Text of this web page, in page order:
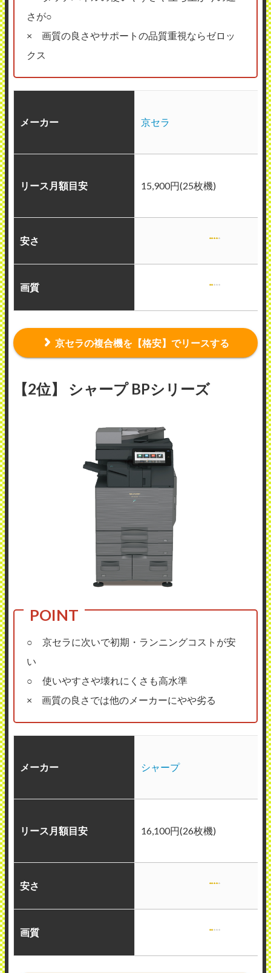
さが○
× 画質の良さやサポートの品質重視ならゼロッ
クス
メーカー 京セラ
リース月額目安 15,900円(25枚機)
安さ
画質
京セラの複合機を【格安】でリースする
【2位】 シャープ BPシリーズ
○ 京セラに次いで初期・ランニングコストが安
い
○ 使いやすさや壊れにくさも高水準
× 画質の良さでは他のメーカーにやや劣る
メーカー シャープ
リース月額目安 16,100円(26枚機)
安さ
画質